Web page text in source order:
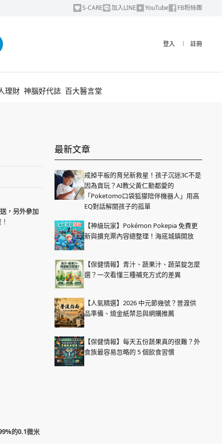
S-CARE 加入LINE YouTube FB粉絲團
登入 ︱ 註冊
理財 神腦好代誌 百大醫言堂
，另外參加
的0.1微米
最新文章
戒掉平板的育兒新救星！孩子沉迷3C不是
因為貪玩？AI教父黃仁勳都愛的
「Poketomo口袋狐獴陪伴機器人」用高
EQ對話解開孩子的孤單
【神級玩家】Pokémon Pokepia 免費更
新與擴充票內容總整理！海底城鎮開放
【保健情報】青汁、蔬果汁、蔬菜錠怎麼
選？一次看懂三種補充方式的差異
【人氣精選】2026 中元節幾號？普渡供
品準備、燒金紙禁忌與網購推薦
【保健情報】每天五份蔬果真的很難？外
食族最容易忽略的 5 個飲食習慣